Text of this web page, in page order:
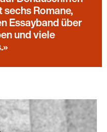
Romane,
Essayband über
und viele